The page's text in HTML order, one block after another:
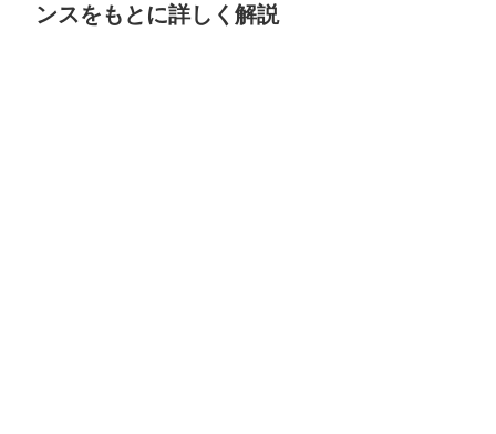
ンスをもとに詳しく解説